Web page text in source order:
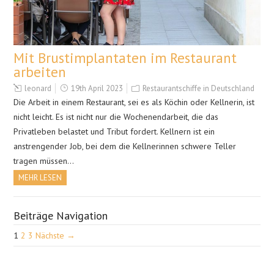
Mit Brustimplantaten im Restaurant
arbeiten
leonard 19th April 2023 Restaurantschiffe in Deutschland
Die Arbeit in einem Restaurant, sei es als Köchin oder Kellnerin, ist
nicht leicht. Es ist nicht nur die Wochenendarbeit, die das
Privatleben belastet und Tribut fordert. Kellnern ist ein
anstrengender Job, bei dem die Kellnerinnen schwere Teller
tragen müssen…
MEHR LESEN
Beiträge Navigation
1 2 3 Nächste →